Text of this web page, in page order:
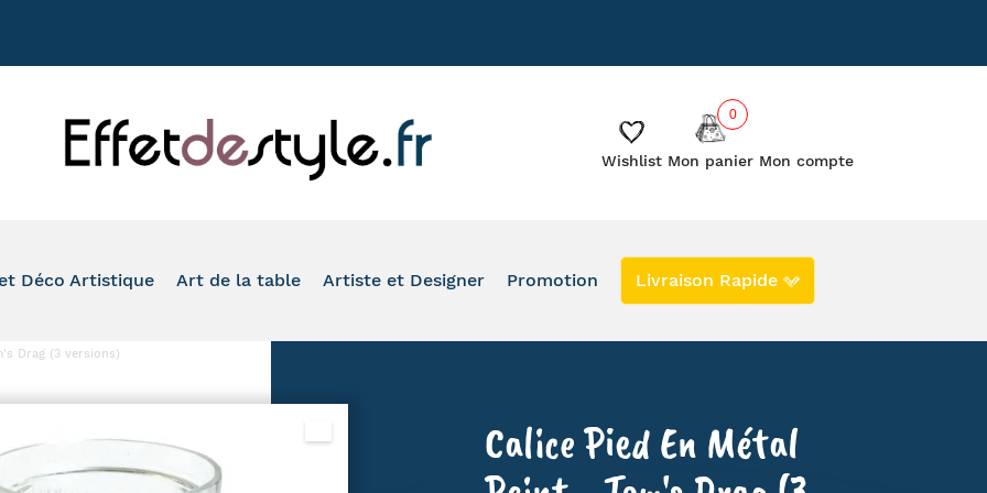
Wishlist Mon panier
0
Mon compte
Déco Artistique
PHOTOPHORE
ET REPRODUCTION
Art de la table
ASSIETTE ET PLAT DE PRÉSENTATION
Artiste et Designer Promotion Livraison Rapide
Drag (3 versions)
Calice Pied En Métal